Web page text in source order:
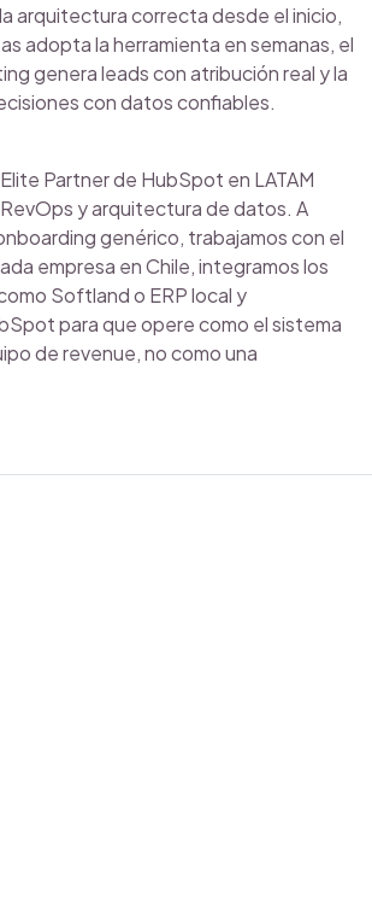
arquitectura correcta desde el inicio,
adopta la herramienta en semanas, el
genera leads con atribución real y la
con datos confiables.
Partner de HubSpot en LATAM
y arquitectura de datos. A
genérico, trabajamos con el
empresa en Chile, integramos los
Softland o ERP local y
para que opere como el sistema
de revenue, no como una